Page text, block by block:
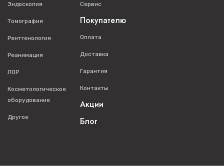
Эндоскопия
Томография
Рентгенология
Реанимация
ЛОР
Косметологическое
оборудование
Другое
Сервис
Покупателю
Оплата
Доставка
Гарантия
Контакты
Акции
Блог